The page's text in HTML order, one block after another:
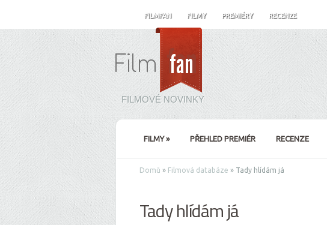
FILMFAN FILMY PREMIÉRY RECENZE
FILMOVÉ NOVINKY
FILMY» PŘEHLED PREMIÉR RECENZE
Domů » Filmová databáze » Tady hlídám já
Tady hlídám já